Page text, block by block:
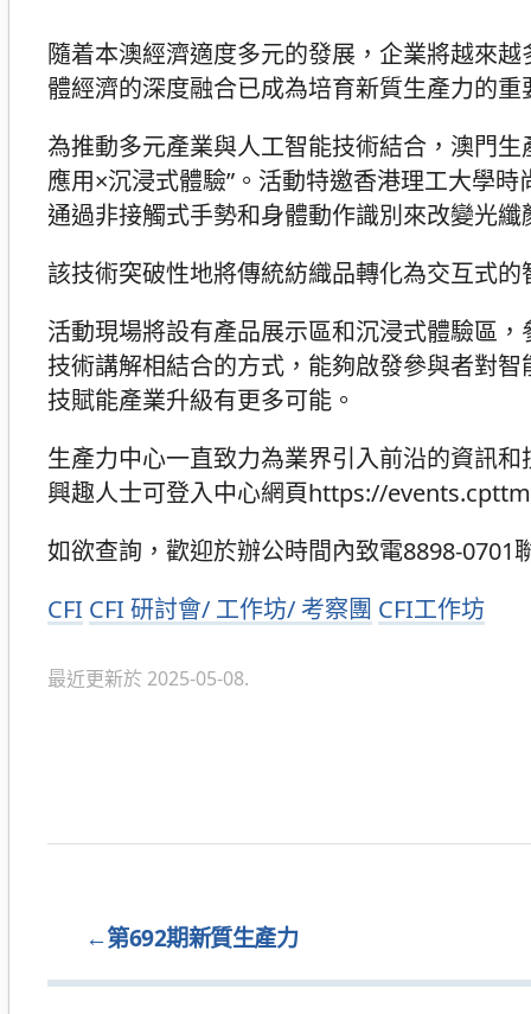
隨着本澳經濟適度多元的發展，企業將越來
體經濟的深度融合已成為培育新質生產力的重
為推動多元產業與人工智能技術結合，澳門
應用×沉浸式體驗”。活動特邀香港理工大學
通過非接觸式手勢和身體動作識別來改變光
該技術突破性地將傳統紡織品轉化為交互式
活動現場將設有產品展示區和沉浸式體驗區
技術講解相結合的方式，能夠啟發參與者對
技賦能產業升級有更多可能。
生產力中心一直致力為業界引入前沿的資訊
興趣人士可登入中心網頁https://
如欲查詢，歡迎於辦公時間內致電8898-0701
分
CFI CFI 研討會/ 工作坊/ 考察團 CFI工作坊
最近更新於 2025-05-08.
←第692期新質生產力